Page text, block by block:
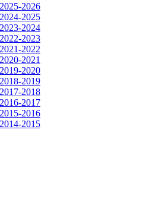
2026
2025
2024
2023
2022
2021
2020
2019
2018
2017
2016
2015